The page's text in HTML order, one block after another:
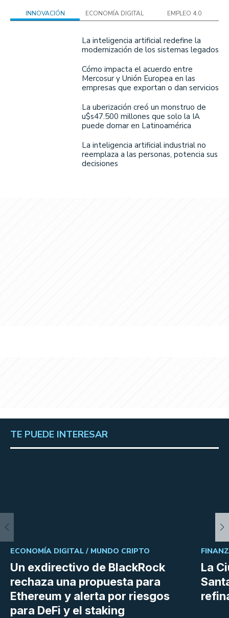
INNOVACIÓN ECONOMÍA DIGITAL EMPLEO 4.0
La inteligencia artificial redefine la
modernización de los sistemas legados
Cómo impacta el acuerdo entre
Mercosur y Unión Europea en las
empresas que exportan o dan servicios
La uberización creó un monstruo de
u$s47.500 millones que solo la IA
puede domar en Latinoamérica
La inteligencia artificial industrial no
reemplaza a las personas, potencia sus
decisiones
TE PUEDE INTERESAR
Un exdirectivo de BlackRock
rechaza una propuesta para
Ethereum y alerta por riesgos
para DeFi y el staking
ECONOMÍA DIGITAL / MUNDO CRIPTO
La